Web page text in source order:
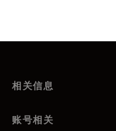
相关信息
账号相关